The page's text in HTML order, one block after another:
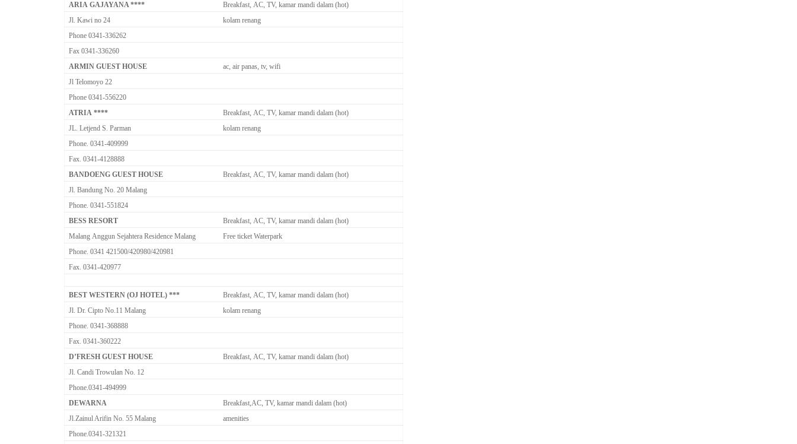
ARIA GAJAYANA ****
Breakfast, AC, TV, kamar mandi dalam (hot)
Jl. Kawi no 24
kolam renang
Phone 0341-336262
Fax 0341-336260
ARMIN GUEST HOUSE
ac, air panas, tv, wifi
Jl Telomoyo 22
Phone 0341-556220
ATRIA ****
Breakfast, AC, TV, kamar mandi dalam (hot)
JL. Letjend S. Parman
kolam renang
Phone. 0341-409999
Fax. 0341-4128888
BANDOENG GUEST HOUSE
Breakfast, AC, TV, kamar mandi dalam (hot)
Jl. Bandung No. 20 Malang
Phone. 0341-551824
BESS RESORT
Breakfast, AC, TV, kamar mandi dalam (hot)
Malang Anggun Sejahtera Residence Malang
Free ticket Waterpark
Phone. 0341 421500/420980/420981
Fax. 0341-420977
BEST WESTERN (OJ HOTEL) ***
Breakfast, AC, TV, kamar mandi dalam (hot)
Jl. Dr. Cipto No.11 Malang
kolam renang
Phone. 0341-368888
Fax. 0341-360222
D’FRESH GUEST HOUSE
Breakfast, AC, TV, kamar mandi dalam (hot)
Jl. Candi Trowulan No. 12
Phone.0341-494999
DEWARNA
Breakfast,AC, TV, kamar mandi dalam (hot)
Jl.Zainul Arifin No. 55 Malang
amenities
Phone.0341-321321